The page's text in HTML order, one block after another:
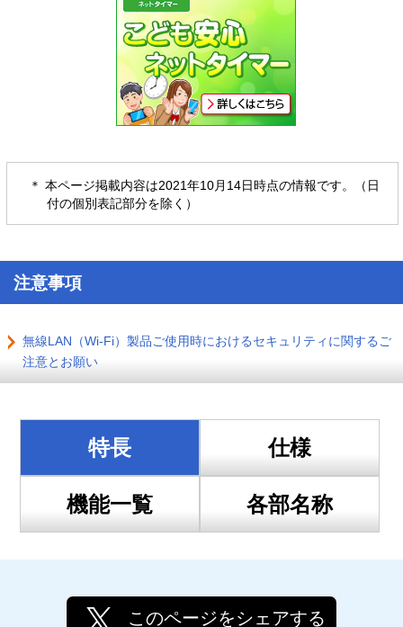
＊ 本ページ掲載内容は2021年10月14日時点の情報です。（日
付の個別表記部分を除く）
注意事項
無線LAN（Wi-Fi）製品ご使用時におけるセキュリティに関するご
注意とお願い
特長 仕様
機能一覧 各部名称
このページをシェアする